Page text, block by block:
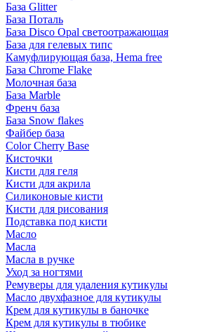
База Glitter
База Поталь
База Disco Opal светоотражающая
База для гелевых типс
Камуфлирующая база, Hema free
База Chrome Flake
Молочная база
База Marble
Френч база
База Snow flakes
Файбер база
Color Cherry Base
Кисточки
Кисти для геля
Кисти для акрила
Силиконовые кисти
Кисти для рисования
Подставка под кисти
Масло
Масла
Масла в ручке
Уход за ногтями
Ремуверы для удаления кутикулы
Масло двухфазное для кутикулы
Крем для кутикулы в баночке
Крем для кутикулы в тюбике